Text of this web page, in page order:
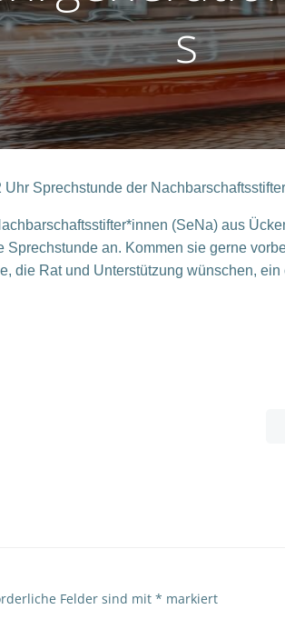
s
Uhr Sprechstunde der
(SeNa) aus
Sprechstunde an. Kommen sie gerne
die Rat und Unterstützung wünschen, ein
Felder sind mit * markiert